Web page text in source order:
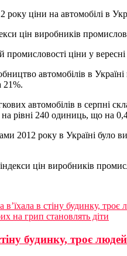
року ціни на автомобілі в
цін виробників
промисловості ціни у
автомобілів в
21%.
автомобілів в серпні
рівні 240 одиниць, що на
2012 року в Україні було
цін виробників
в’їхала в стіну будинку, троє
на грип становлять діти
будинку, троє